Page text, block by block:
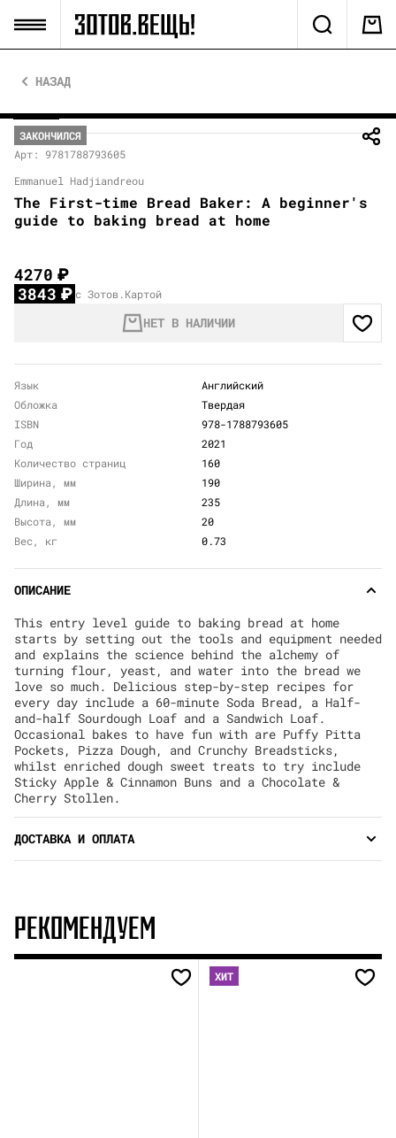
НАЗАД
ЗАКОНЧИЛСЯ
Арт: 9781788793605
Emmanuel Hadjiandreou
The First-time Bread Baker: A beginner's
guide to baking bread at home
4270₽
3843₽ с Зотов.Картой
НЕТ В НАЛИЧИИ
Язык
Английский
Обложка
Твердая
ISBN
978-1788793605
Год
2021
Количество страниц
160
Ширина, мм
190
Длина, мм
235
Высота, мм
20
Вес, кг
0.73
ОПИСАНИЕ
This entry level guide to baking bread at home
starts by setting out the tools and equipment needed
and explains the science behind the alchemy of
turning flour, yeast, and water into the bread we
love so much. Delicious step-by-step recipes for
every day include a 60-minute Soda Bread, a Half-
and-half Sourdough Loaf and a Sandwich Loaf.
Occasional bakes to have fun with are Puffy Pitta
Pockets, Pizza Dough, and Crunchy Breadsticks,
whilst enriched dough sweet treats to try include
Sticky Apple & Cinnamon Buns and a Chocolate &
Cherry Stollen.
ДОСТАВКА И ОПЛАТА
РЕКОМЕНДУЕМ
ХИТ